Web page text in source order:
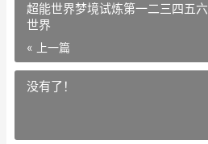
超能世界梦境试炼第一二三四五
世界
« 上一篇
没有了！